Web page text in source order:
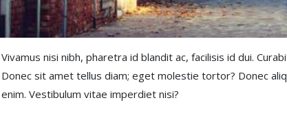
Vivamus nisi nibh, pharetra id blandit ac, facilisis id dui.
Donec sit amet tellus diam; eget molestie tortor? Donec
enim. Vestibulum vitae imperdiet nisi?